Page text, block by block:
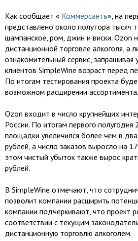
Как сообщает « Коммерсантъ», на
представлено около полутора тысяч
шампанское, ром, джин и виски. Ozon
дистанционной торговле алкоголя, а
ознакомительный сервис, запрашивая
клиентов SimpleWine возраст перед
По итогам тестирования проекта
возможном расширении ассортимента.
Ozon входит в число крупнейших
России. По итогам первого
площадки увеличился более чем в
рублей, а число заказов выросло на
этом чистый убыток также вырос
рублей.
В SimpleWine отмечают, что
позволит компании расширить
компании подчеркивают, что проект
соответствии с текущим
дистанционную торговлю алкоголем.